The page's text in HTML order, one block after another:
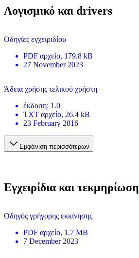
Λογισμικό και drivers
Οδηγίες εγχειριδίου
PDF αρχείο, 179.8 kB
27 November 2023
Άδεια χρήσης τελικού χρήστη
έκδοση: 1.0
TXT αρχείο, 26.4 kB
23 February 2016
Εμφάνιση περισσότερων
Εγχειρίδια και τεκμηρίωση
Οδηγός γρήγορης εκκίνησης
PDF αρχείο, 1.7 MB
7 December 2023